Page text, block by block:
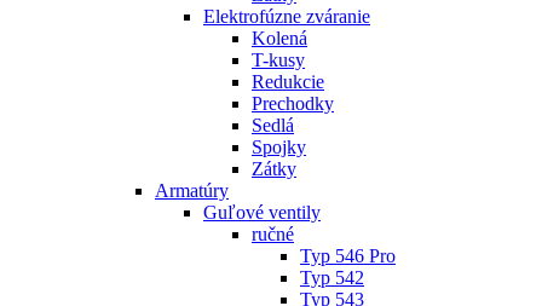
Elektrofúzne zváranie
Kolená
T-kusy
Redukcie
Prechodky
Sedlá
Spojky
Zátky
Armatúry
Guľové ventily
ručné
Typ 546 Pro
Typ 542
Typ 543